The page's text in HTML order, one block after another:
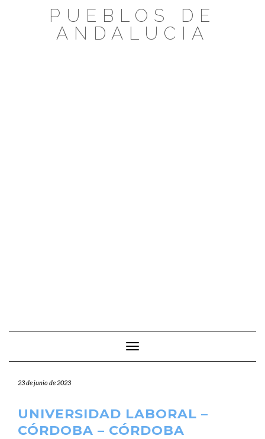
PUEBLOS DE
ANDALUCIA
Cambiar modo de navegación
23 de junio de 2023
UNIVERSIDAD LABORAL –
CÓRDOBA – CÓRDOBA